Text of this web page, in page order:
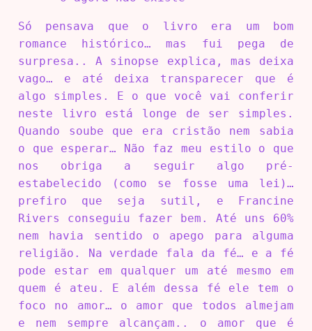
Só pensava que o livro era um bom
romance histórico… mas fui pega de
surpresa.. A sinopse explica, mas deixa
vago… e até deixa transparecer que é
algo simples. E o que você vai conferir
neste livro está longe de ser simples.
Quando soube que era cristão nem sabia
o que esperar… Não faz meu estilo o que
nos obriga a seguir algo pré-
estabelecido (como se fosse uma lei)…
prefiro que seja sutil, e Francine
Rivers conseguiu fazer bem. Até uns 60%
nem havia sentido o apego para alguma
religião. Na verdade fala da fé… e a fé
pode estar em qualquer um até mesmo em
quem é ateu. E além dessa fé ele tem o
foco no amor… o amor que todos almejam
e nem sempre alcançam.. o amor que é